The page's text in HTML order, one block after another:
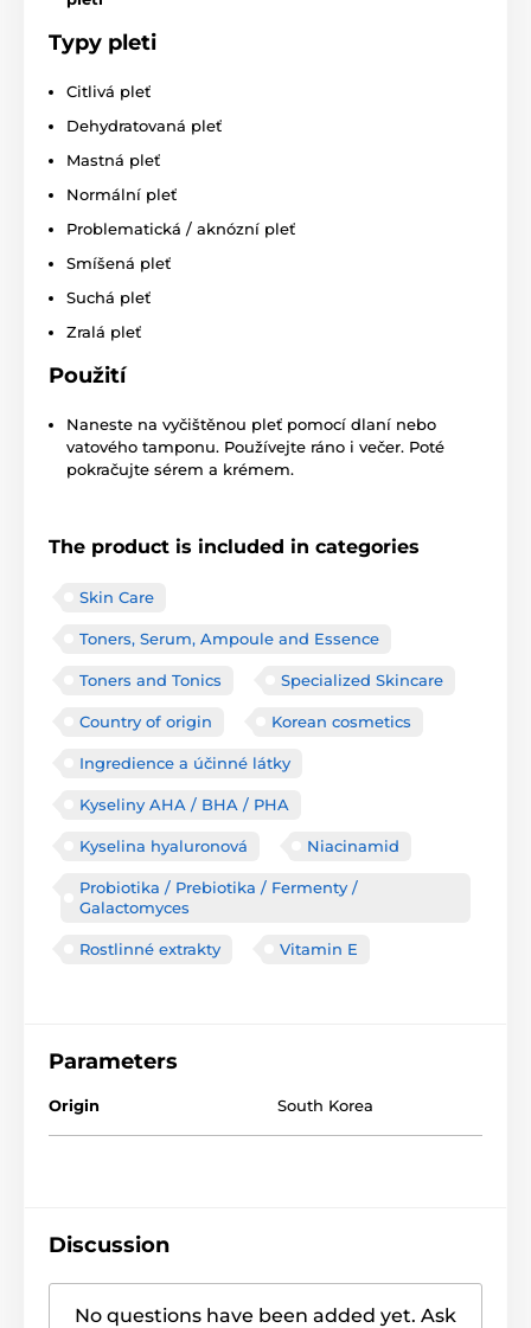
Typy pleti
Citlivá pleť
Dehydratovaná pleť
Mastná pleť
Normální pleť
Problematická / aknózní pleť
Smíšená pleť
Suchá pleť
Zralá pleť
Použití
Naneste na vyčištěnou pleť pomocí dlaní nebo
vatového tamponu. Používejte ráno i večer. Poté
pokračujte sérem a krémem.
The product is included in categories
Skin Care
Toners, Serum, Ampoule and Essence
Toners and Tonics Specialized Skincare
Country of origin Korean cosmetics
Ingredience a účinné látky
Kyseliny AHA / BHA / PHA
Kyselina hyaluronová Niacinamid
Probiotika / Prebiotika / Fermenty /
Galactomyces
Rostlinné extrakty Vitamin E
Parameters
Origin South Korea
Discussion
No questions have been added yet. Ask